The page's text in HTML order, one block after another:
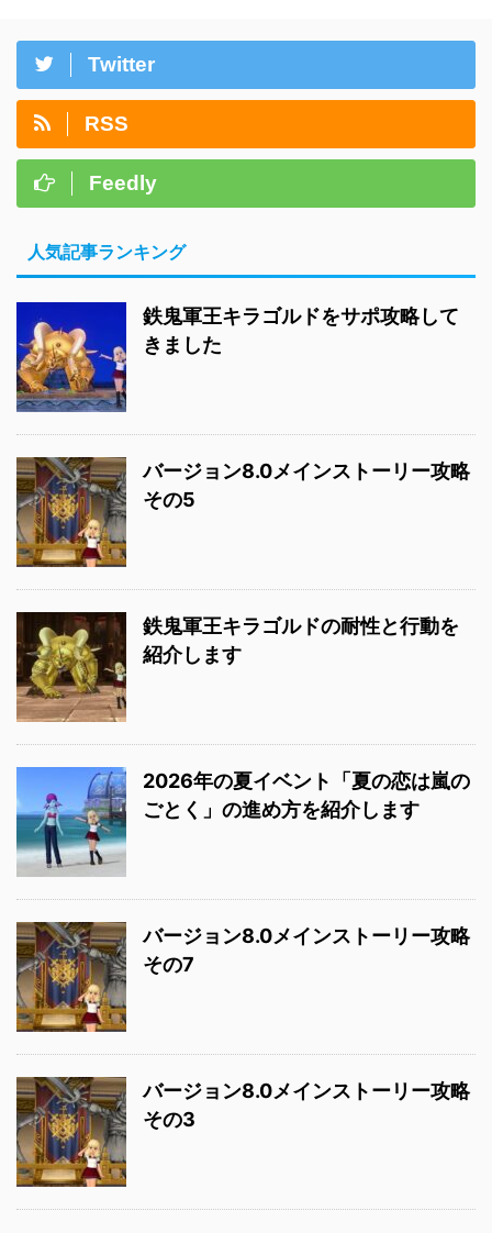
Twitter
RSS
Feedly
人気記事ランキング
鉄鬼軍王キラゴルドをサポ攻略して
きました
バージョン8.0メインストーリー攻略
その5
鉄鬼軍王キラゴルドの耐性と行動を
紹介します
2026年の夏イベント「夏の恋は嵐の
ごとく」の進め方を紹介します
バージョン8.0メインストーリー攻略
その7
バージョン8.0メインストーリー攻略
その3